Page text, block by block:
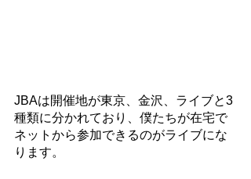
JBAは開催地が東京、金沢、ライブと3
種類に分かれており、僕たちが在宅で
ネットから参加できるのがライブにな
ります。